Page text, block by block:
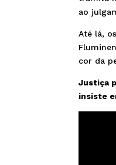
ao
Até lá,
cor da
Justiça
insiste